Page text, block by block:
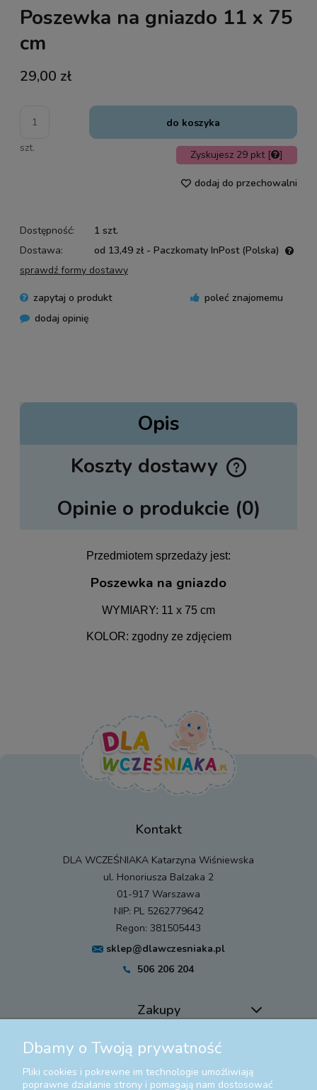
Poszewka na gniazdo 11 x 75
cm
29,00 zł
szt.
do koszyka
Zyskujesz 29 pkt [ ]
dodaj do przechowalni
Dostępność:
1 szt.
Dostawa:
od 13,49 zł - Paczkomaty InPost (Polska)
sprawdź formy dostawy
zapytaj o produkt
poleć znajomemu
dodaj opinię
Opis
Koszty dostawy
Cena nie zawiera ewentualnych kosztów płatności
Opinie o produkcie (0)
Przedmiotem sprzedaży jest:
Poszewka na gniazdo
WYMIARY: 11 x 75 cm
KOLOR: zgodny ze zdjęciem
Kontakt
DLA WCZEŚNIAKA Katarzyna Wiśniewska
ul. Honoriusza Balzaka 2
01-917 Warszawa
NIP: PL 5262779642
Regon: 381505443
sklep@dlawczesniaka.pl
506 206 204
Zakupy
Pomoc
Moje konto
Dbamy o Twoją prywatność
Pliki cookies i pokrewne im technologie umożliwiają
poprawne działanie strony i pomagają nam dostosować